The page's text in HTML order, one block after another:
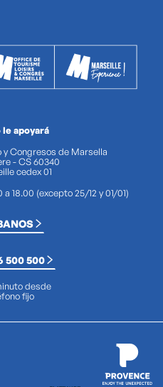
le apoyará
y Congresos de Marsella
- CS 60340
cedex 01
18.00 (excepto 25/12 y 01/01)
500 500
desde
fijo